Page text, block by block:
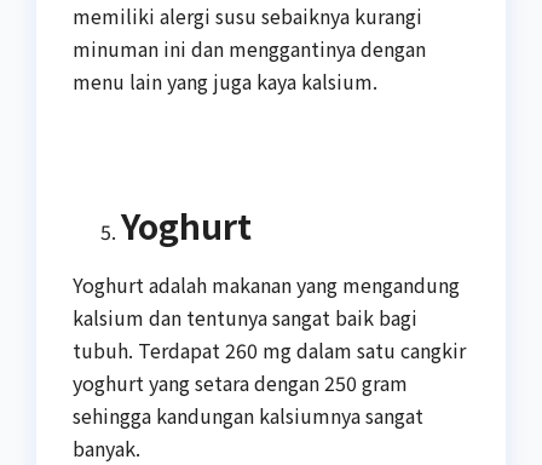
memiliki alergi susu sebaiknya kurangi
minuman ini dan menggantinya dengan
menu lain yang juga kaya kalsium.
Yoghurt
Yoghurt adalah makanan yang mengandung
kalsium dan tentunya sangat baik bagi
tubuh. Terdapat 260 mg dalam satu cangkir
yoghurt yang setara dengan 250 gram
sehingga kandungan kalsiumnya sangat
banyak.